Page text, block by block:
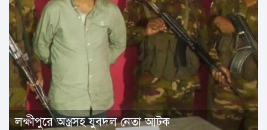
লক্ষীপুরে অস্ত্রসহ যুবদল নেতা আটক